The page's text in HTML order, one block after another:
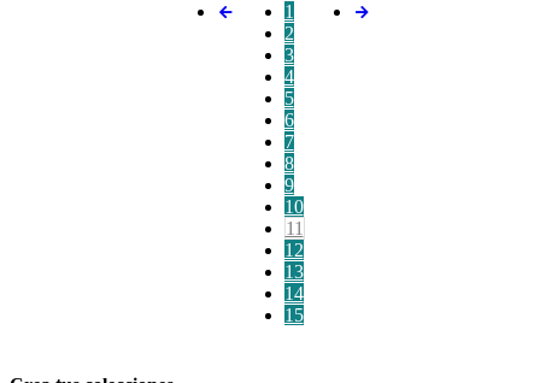
1
2
3
4
5
6
7
8
9
10
11
12
13
14
15